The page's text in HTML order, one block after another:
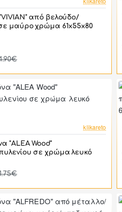
από βελούδο/
μαύρο χρώμα 61x55x80
klikareto
"ALEA Wood"
σε χρώμα λευκό